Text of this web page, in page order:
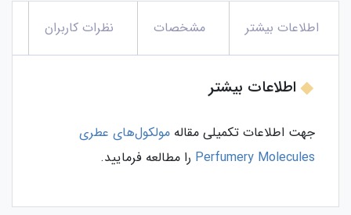
اطلاعات بیشتر مشخصات نظرات کاربران
اطلاعات بیشتر
جهت اطلاعات تکمیلی مقاله مولکول‌های عطری
Perfumery Molecules را مطالعه فرمایید.